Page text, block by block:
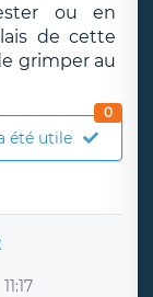
ou en
de cette
grimper au
été utile
0
11:17